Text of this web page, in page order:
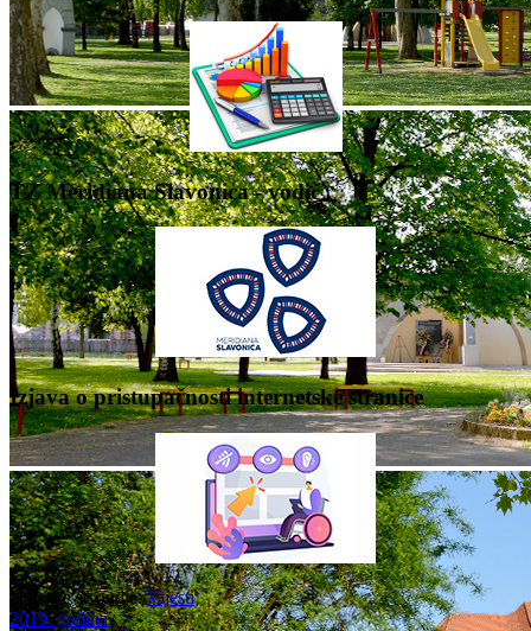
TZ Meridiana Slavonica - vodič
Izjava o pristupačnosti internetske stranice
Nalazite se ovdje:Vijesti
2019. godina